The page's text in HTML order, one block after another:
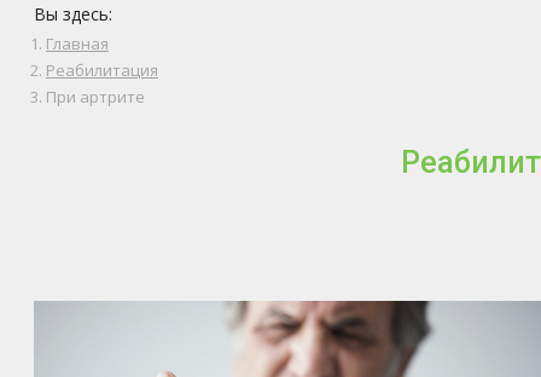
Вы здесь:
Главная
Реабилитация
При артрите